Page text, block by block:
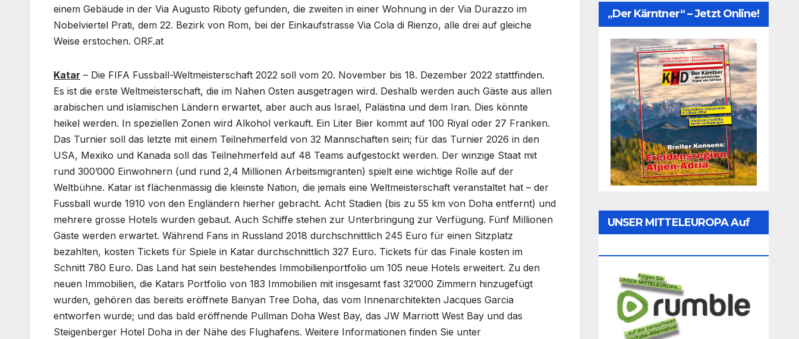
einem Gebäude in der Via Augusto Riboty gefunden, die zweiten in einer Wohnung in der Via Durazzo im
Nobelviertel Prati, dem 22. Bezirk von Rom, bei der Einkaufstrasse Via Cola di Rienzo, alle drei auf gleiche
Weise erstochen. ORF.at
Katar – Die FIFA Fussball-Weltmeisterschaft 2022 soll vom 20. November bis 18. Dezember 2022 stattfinden.
Es ist die erste Weltmeisterschaft, die im Nahen Osten ausgetragen wird. Deshalb werden auch Gäste aus allen
arabischen und islamischen Ländern erwartet, aber auch aus Israel, Palästina und dem Iran. Dies könnte
heikel werden. In speziellen Zonen wird Alkohol verkauft. Ein Liter Bier kommt auf 100 Riyal oder 27 Franken.
Das Turnier soll das letzte mit einem Teilnehmerfeld von 32 Mannschaften sein; für das Turnier 2026 in den
USA, Mexiko und Kanada soll das Teilnehmerfeld auf 48 Teams aufgestockt werden. Der winzige Staat mit
rund 300’000 Einwohnern (und rund 2,4 Millionen Arbeitsmigranten) spielt eine wichtige Rolle auf der
Weltbühne. Katar ist flächenmässig die kleinste Nation, die jemals eine Weltmeisterschaft veranstaltet hat – der
Fussball wurde 1910 von den Engländern hierher gebracht. Acht Stadien (bis zu 55 km von Doha entfernt) und
mehrere grosse Hotels wurden gebaut. Auch Schiffe stehen zur Unterbringung zur Verfügung. Fünf Millionen
Gäste werden erwartet. Während Fans in Russland 2018 durchschnittlich 245 Euro für einen Sitzplatz
bezahlten, kosten Tickets für Spiele in Katar durchschnittlich 327 Euro. Tickets für das Finale kosten im
Schnitt 780 Euro. Das Land hat sein bestehendes Immobilienportfolio um 105 neue Hotels erweitert. Zu den
neuen Immobilien, die Katars Portfolio von 183 Immobilien mit insgesamt fast 32’000 Zimmern hinzugefügt
wurden, gehören das bereits eröffnete Banyan Tree Doha, das vom Innenarchitekten Jacques Garcia
entworfen wurde; und das bald eröffnende Pullman Doha West Bay, das JW Marriott West Bay und das
Steigenberger Hotel Doha in der Nähe des Flughafens. Weitere Informationen finden Sie unter
„Der Kärntner“ – Jetzt Online!
UNSER MITTELEUROPA Auf